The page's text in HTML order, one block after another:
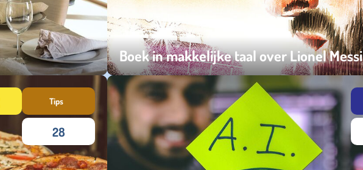
Boek in makkelijke taal over Lionel Messi
dinsdag 02 juli 2024
Tips
28